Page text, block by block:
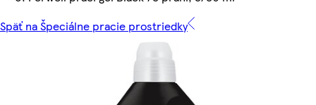
Späť na Špeciálne pracie prostriedky